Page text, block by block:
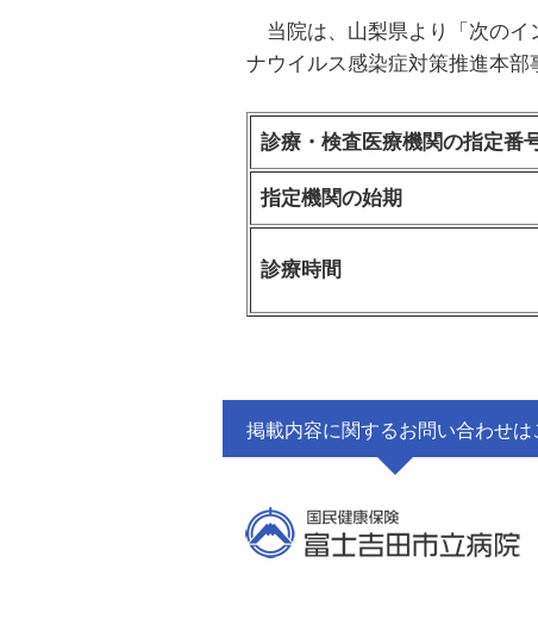
当院は、山梨県より「次のイ
ナウイルス感染症対策推進本
診療・検査医療機関の指定番
指定機関の始期
診療時間
掲載内容に関するお問い合わせは